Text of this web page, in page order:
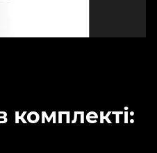
комплекті: